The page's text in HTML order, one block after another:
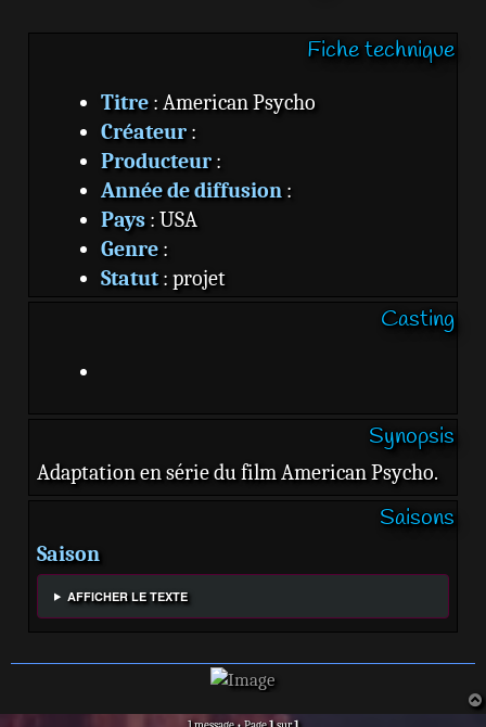
e
Fiche technique
Titre: American Psycho
Créateur:
Producteur:
Année de diffusion:
Pays: USA
Genre:
Statut: projet
Format:
Casting
Synopsis
Adaptation en série du film American Psycho.
Saisons
Saison
AFFICHER LE TEXTE